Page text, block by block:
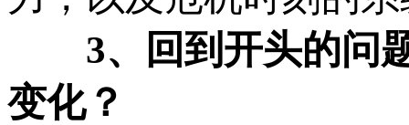
3、回到开头的问题
变化？